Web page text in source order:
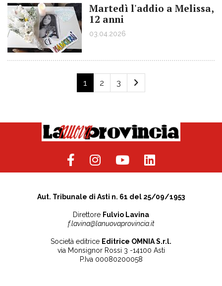
Martedì l'addio a Melissa,
12 anni
03.04.2026
1 2 3
Aut. Tribunale di Asti n. 61 del 25/09/1953
Direttore Fulvio Lavina
f.lavina@lanuovaprovincia.it
Società editrice Editrice OMNIA S.r.l.
via Monsignor Rossi 3 -14100 Asti
P.Iva 00080200058